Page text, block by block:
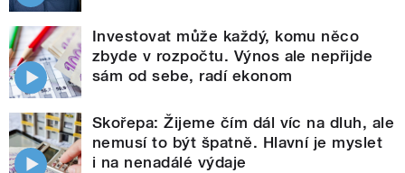
Investovat může každý, komu něco
zbyde v rozpočtu. Výnos ale nepřijde
sám od sebe, radí ekonom
Skořepa: Žijeme čím dál víc na dluh, ale
nemusí to být špatně. Hlavní je myslet
i na nenadálé výdaje